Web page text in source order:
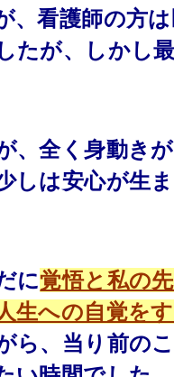
、看護師の方
たが、しかし
、全く身動き
しは安心が生
に覚悟と私の
生への自覚を
ら、当り前の